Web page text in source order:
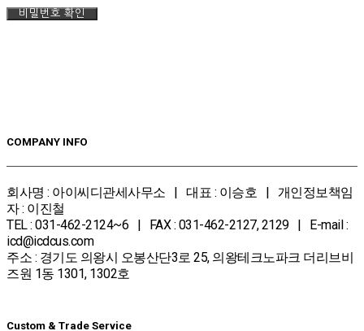
비밀번호 확인
COMPANY INFO
회사명 : 아이씨디관세사무소 | 대표 : 이승호 | 개인정보책임
자 : 이진철
TEL : 031-462-2124~6 | FAX : 031-462-2127, 2129 | E-mail :
icd@icdcus.com
주소 : 경기도 의왕시 오봉산단3로 25, 의왕테크노파크 더리브비
즈원 1동 1301, 1302호
Custom & Trade Service